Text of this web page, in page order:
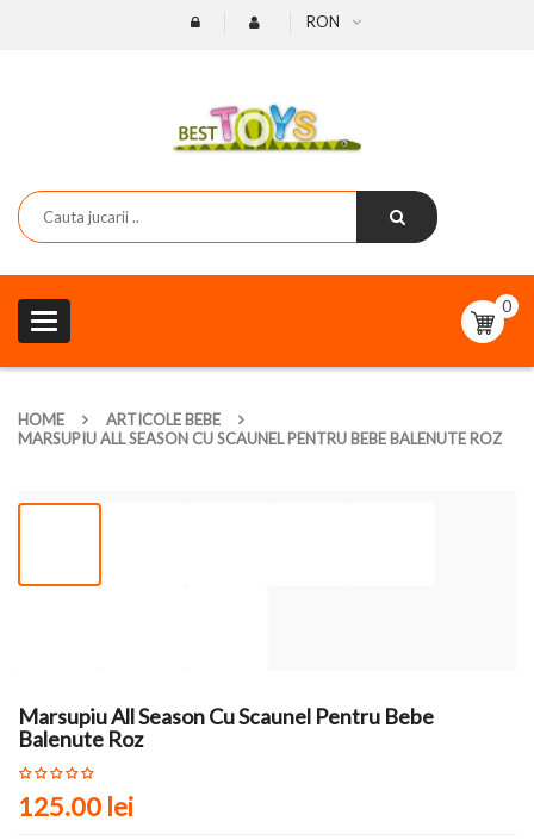
RON
Toggle
navigation
0
HOME
ARTICOLE BEBE
MARSUPIU ALL SEASON CU SCAUNEL PENTRU BEBE BALENUTE ROZ
Marsupiu All Season Cu Scaunel Pentru Bebe
Balenute Roz
125.00 lei